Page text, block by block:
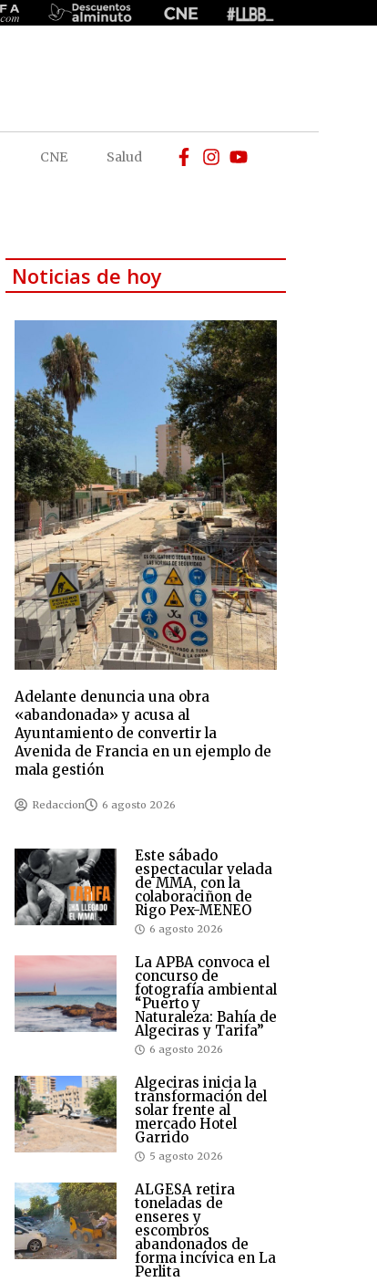
CNE Salud
Noticias de hoy
Adelante denuncia una obra
«abandonada» y acusa al
Ayuntamiento de convertir la
Avenida de Francia en un ejemplo de
mala gestión
Redaccion 6 agosto 2026
Este sábado
espectacular velada
de MMA, con la
colaboraciñon de
Rigo Pex-MENEO
6 agosto 2026
La APBA convoca el
concurso de
fotografía ambiental
“Puerto y
Naturaleza: Bahía de
Algeciras y Tarifa”
6 agosto 2026
Algeciras inicia la
transformación del
solar frente al
mercado Hotel
Garrido
5 agosto 2026
ALGESA retira
toneladas de
enseres y
escombros
abandonados de
forma incívica en La
Perlita